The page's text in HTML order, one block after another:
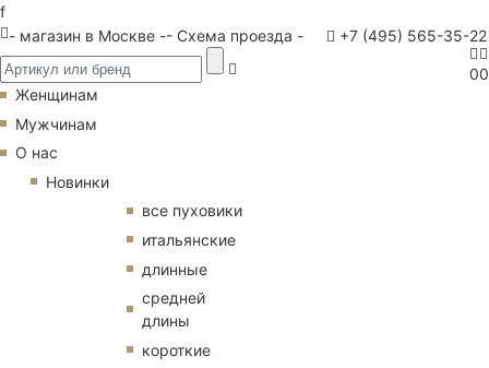
f
- магазин в Москве -- Схема проезда - +7 (495) 565-35-22
00
Женщинам
Мужчинам
О нас
Новинки
все пуховики
итальянские
длинные
средней
длины
короткие